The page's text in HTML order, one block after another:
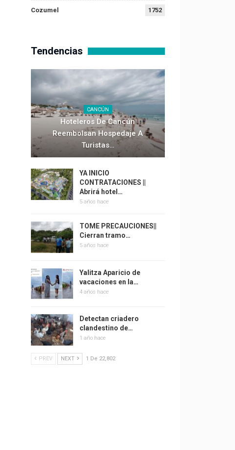
Cozumel 1752
Tendencias
CANCÚN
Hoteleros De Cancún
Reembolsan Hospedaje A
Turistas…
YA INICIO
CONTRATACIONES ||
Abrirá hotel…
5 años hace
TOME PRECAUCIONES||
Cierran tramo…
5 años hace
Yalitza Aparicio de
vacaciones en la…
4 años hace
Detectan criadero
clandestino de…
1 año hace
PREV NEXT 1 De 22,802